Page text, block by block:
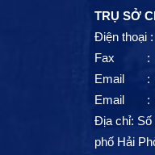
TRỤ SỞ
Điện thoại
Fax :
Email :
Email :
Địa chỉ: Số
phố Hải